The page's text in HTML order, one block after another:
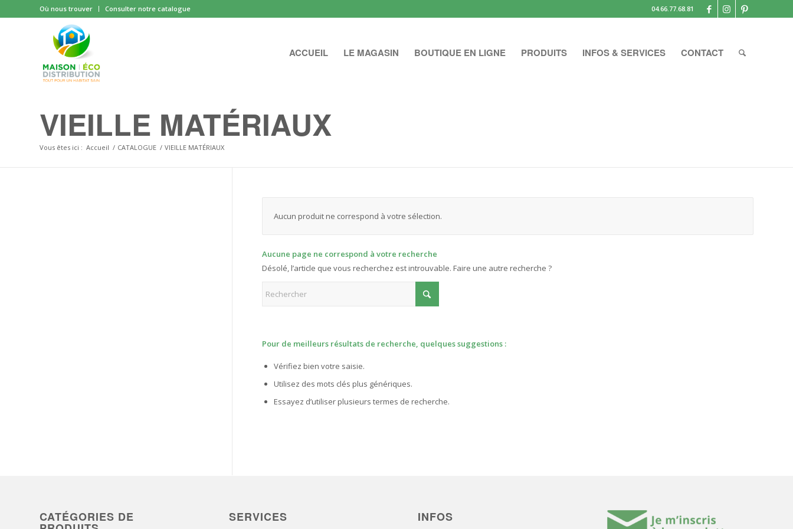
Où nous trouver Consulter notre catalogue 04.66.77.68.81
ACCUEIL LE MAGASIN BOUTIQUE EN LIGNE PRODUITS INFOS & SERVICES CONTACT
VIEILLE MATÉRIAUX
Vous êtes ici : Accueil / CATALOGUE / VIEILLE MATÉRIAUX
Aucun produit ne correspond à votre sélection.
Aucune page ne correspond à votre recherche
Désolé, l’article que vous recherchez est introuvable. Faire une autre recherche ?
Pour de meilleurs résultats de recherche, quelques suggestions :
Vérifiez bien votre saisie.
Utilisez des mots clés plus génériques.
Essayez d’utiliser plusieurs termes de recherche.
CATÉGORIES DE SERVICES INFOS